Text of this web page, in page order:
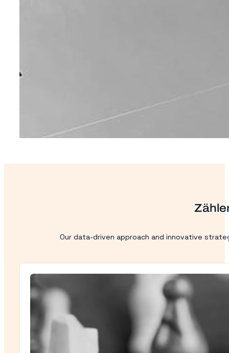
Our data-driven approach and innovative